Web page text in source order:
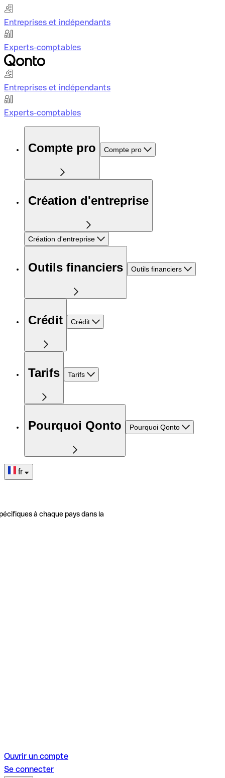
Entreprises et indépendants
Experts-comptables
Entreprises et indépendants
Experts-comptables
Compte pro Compte pro
Création d'entreprise
Création d'entreprise
Outils financiers Outils financiers
Crédit Crédit
Tarifs Tarifs
Pourquoi Qonto Pourquoi Qonto
fr
à chaque pays dans la
Ouvrir un compte
Se connecter